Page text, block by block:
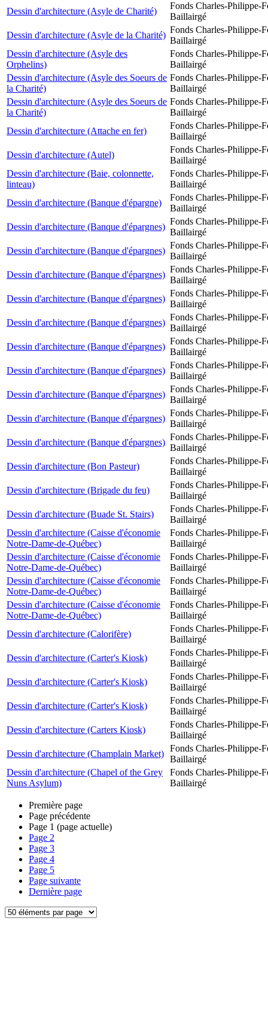
Dessin d'architecture (Asyle de Charité)
Fonds Charles-Philippe-
Baillairgé
Dessin d'architecture (Asyle de la Charité)
Fonds Charles-Philippe-
Baillairgé
Dessin d'architecture (Asyle des
Orphelins)
Fonds Charles-Philippe-
Baillairgé
Dessin d'architecture (Asyle des Soeurs de
la Charité)
Fonds Charles-Philippe-
Baillairgé
Dessin d'architecture (Asyle des Soeurs de
la Charité)
Fonds Charles-Philippe-
Baillairgé
Dessin d'architecture (Attache en fer)
Fonds Charles-Philippe-
Baillairgé
Dessin d'architecture (Autel)
Fonds Charles-Philippe-
Baillairgé
Dessin d'architecture (Baie, colonnette,
linteau)
Fonds Charles-Philippe-
Baillairgé
Dessin d'architecture (Banque d'épargne)
Fonds Charles-Philippe-
Baillairgé
Dessin d'architecture (Banque d'épargnes)
Fonds Charles-Philippe-
Baillairgé
Dessin d'architecture (Banque d'épargnes)
Fonds Charles-Philippe-
Baillairgé
Dessin d'architecture (Banque d'épargnes)
Fonds Charles-Philippe-
Baillairgé
Dessin d'architecture (Banque d'épargnes)
Fonds Charles-Philippe-
Baillairgé
Dessin d'architecture (Banque d'épargnes)
Fonds Charles-Philippe-
Baillairgé
Dessin d'architecture (Banque d'épargnes)
Fonds Charles-Philippe-
Baillairgé
Dessin d'architecture (Banque d'épargnes)
Fonds Charles-Philippe-
Baillairgé
Dessin d'architecture (Banque d'épargnes)
Fonds Charles-Philippe-
Baillairgé
Dessin d'architecture (Banque d'épargnes)
Fonds Charles-Philippe-
Baillairgé
Dessin d'architecture (Banque d'épargnes)
Fonds Charles-Philippe-
Baillairgé
Dessin d'architecture (Bon Pasteur)
Fonds Charles-Philippe-
Baillairgé
Dessin d'architecture (Brigade du feu)
Fonds Charles-Philippe-
Baillairgé
Dessin d'architecture (Buade St. Stairs)
Fonds Charles-Philippe-
Baillairgé
Dessin d'architecture (Caisse d'économie
Notre-Dame-de-Québec)
Fonds Charles-Philippe-
Baillairgé
Dessin d'architecture (Caisse d'économie
Notre-Dame-de-Québec)
Fonds Charles-Philippe-
Baillairgé
Dessin d'architecture (Caisse d'économie
Notre-Dame-de-Québec)
Fonds Charles-Philippe-
Baillairgé
Dessin d'architecture (Caisse d'économie
Notre-Dame-de-Québec)
Fonds Charles-Philippe-
Baillairgé
Dessin d'architecture (Calorifère)
Fonds Charles-Philippe-
Baillairgé
Dessin d'architecture (Carter's Kiosk)
Fonds Charles-Philippe-
Baillairgé
Dessin d'architecture (Carter's Kiosk)
Fonds Charles-Philippe-
Baillairgé
Dessin d'architecture (Carter's Kiosk)
Fonds Charles-Philippe-
Baillairgé
Dessin d'architecture (Carters Kiosk)
Fonds Charles-Philippe-
Baillairgé
Dessin d'architecture (Champlain Market)
Fonds Charles-Philippe-
Baillairgé
Dessin d'architecture (Chapel of the Grey
Nuns Asylum)
Fonds Charles-Philippe-
Baillairgé
Première page
Page précédente
Page 1 (page actuelle)
Page 2
Page 3
Page 4
Page 5
Page suivante
Dernière page